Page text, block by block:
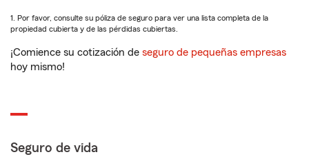
1. Por favor, consulte su póliza de seguro para ver una lista completa de la
propiedad cubierta y de las pérdidas cubiertas.
¡Comience su cotización de seguro de pequeñas empresas
hoy mismo!
Seguro de vida